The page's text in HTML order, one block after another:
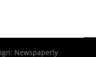
Newspaperly